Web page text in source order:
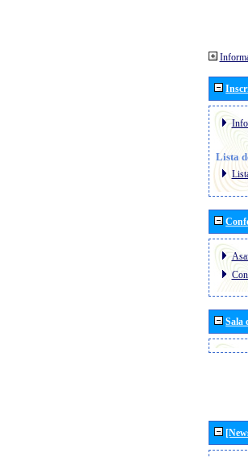
Lista
Sala